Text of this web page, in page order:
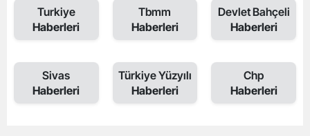
Turkiye
Haberleri
Tbmm
Haberleri
Devlet Bahçeli
Haberleri
Sivas
Haberleri
Türkiye Yüzyılı
Haberleri
Chp
Haberleri